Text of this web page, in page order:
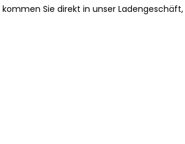
Sie direkt in unser